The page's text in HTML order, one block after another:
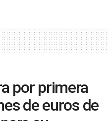
por primera
de euros de